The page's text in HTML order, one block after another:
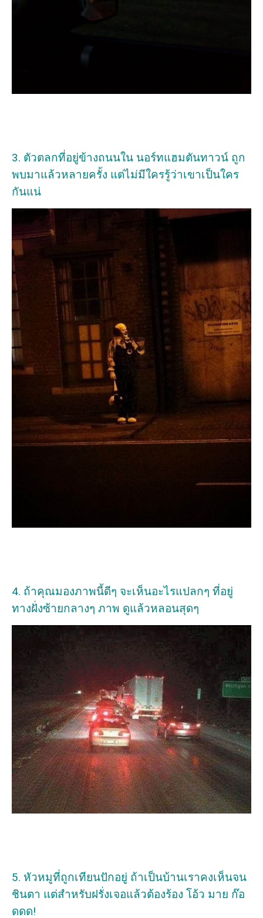
3. ตัวตลกที่อยู่ข้างถนนใน นอร์ทแฮมตันทาวน์ ถูก
พบมาแล้วหลายครั้ง แต่ไม่มีใครรู้ว่าเขาเป็นใคร
กันแน่
4. ถ้าคุณมองภาพนี้ดีๆ จะเห็นอะไรแปลกๆ ที่อยู่
ทางฝั่งซ้ายกลางๆ ภาพ ดูแล้วหลอนสุดๆ
5. หัวหมูที่ถูกเทียนปักอยู่ ถ้าเป็นบ้านเราคงเห็นจน
ชินตา แต่สำหรับฝรั่งเจอแล้วต้องร้อง โอ้ว มาย ก๊อ
ดดด!